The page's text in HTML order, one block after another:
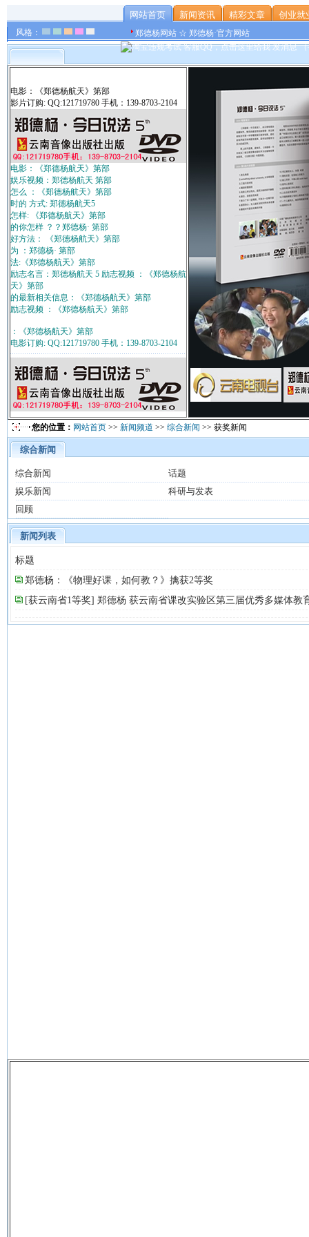
风格：
网站首页 新闻资讯 精彩文章 创业就
郑德杨网站 ☆ 郑德杨·官方网站
电影：《郑德杨航天》第部
影片订购: QQ:121719780 手机：139-8703-2104
电影：《郑德杨航天》第部
娱乐视频：郑德杨航天 第部
怎么 ：《郑德杨航天》第部
时的 方式: 郑德杨航天5
怎样: 《郑德杨航天》第部
的你怎样 ？？郑德杨· 第部
好方法： 《郑德杨航天》第部
为 ：郑德杨· 第部
法:《郑德杨航天》第部
励志名言：郑德杨航天 5 励志视频 ：《郑德杨航
天》第部
的最新相关信息：《郑德杨航天》第部
励志视频 ：《郑德杨航天》第部
：《郑德杨航天》第部
电影订购: QQ:121719780 手机：139-8703-2104
您的位置： 网站首页 >> 新闻频道 >> 综合新闻 >> 获奖新闻
综合新闻
综合新闻
话题
娱乐新闻
科研与发表
回顾
新闻列表
标题
郑德杨：《物理好课，如何教？》擒获2等奖
[获云南省1等奖] 郑德杨 获云南省课改实验区第三届优秀多媒体教